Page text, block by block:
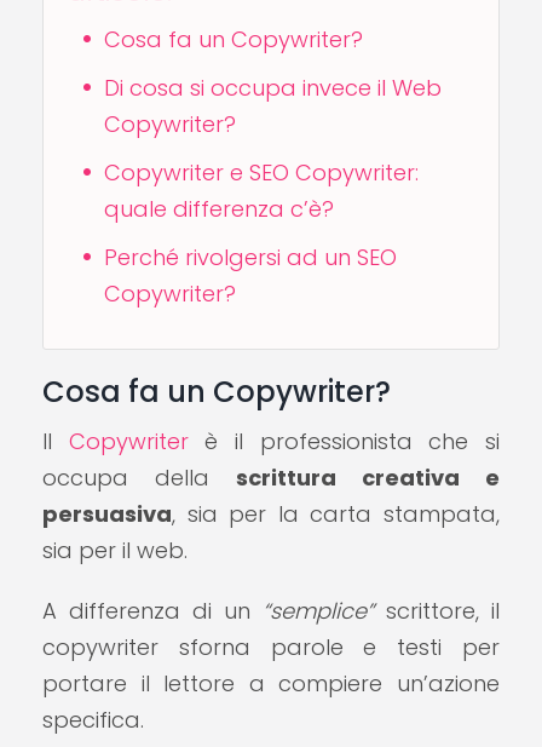
Cosa fa un Copywriter?
Di cosa si occupa invece il Web
Copywriter?
Copywriter e SEO Copywriter:
quale differenza c’è?
Perché rivolgersi ad un SEO
Copywriter?
Cosa fa un Copywriter?
Il Copywriterè il professionista che si
occupa della scrittura creativa e
persuasiva, sia per la carta stampata,
sia per il web.
A differenza di un “semplice”scrittore, il
copywriter sforna parole e testi per
portare il lettore a compiere un’azione
specifica.